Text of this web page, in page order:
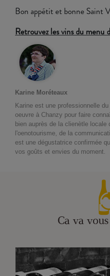
Karine Moréteaux
Karine est une professionnelle
oeuvre à Chanzy pour faire
bien auprès de la clienètle locale
l'oenotourisme, de la
est une dégustatrice confirmée
vos goûts et envies du moment.
Bon appétit et bonne Saint
Retrouvez les vins du menu
Ca va